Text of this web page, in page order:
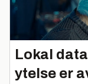
Lokal
ytelse er